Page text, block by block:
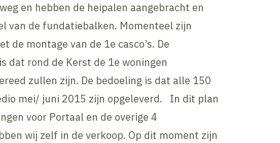
en hebben de heipalen aangebracht en
van de fundatiebalken. Momenteel zijn
de montage van de 1e casco’s. De
dat rond de Kerst de 1e woningen
zullen zijn. De bedoeling is dat alle 150
mei/ juni 2015 zijn opgeleverd. In dit plan
voor Portaal en de overige 4
wij zelf in de verkoop. Op dit moment zijn